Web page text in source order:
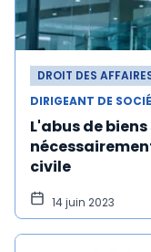
DROIT DES
DIRIGEANT DE
L'abus de
civile
14 juin 2023